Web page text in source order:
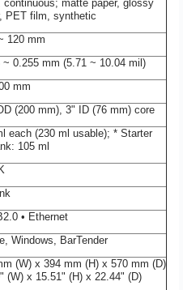
continuous; matte paper, glossy
PET film, synthetic
120 mm
~ 0.255 mm (5.71 ~ 10.04 mil)
mm
(200 mm), 3" ID (76 mm) core
each (230 ml usable); * Starter
105 ml
• Ethernet
Windows, BarTender
(W) x 394 mm (H) x 570 mm (D)
(W) x 15.51" (H) x 22.44" (D)